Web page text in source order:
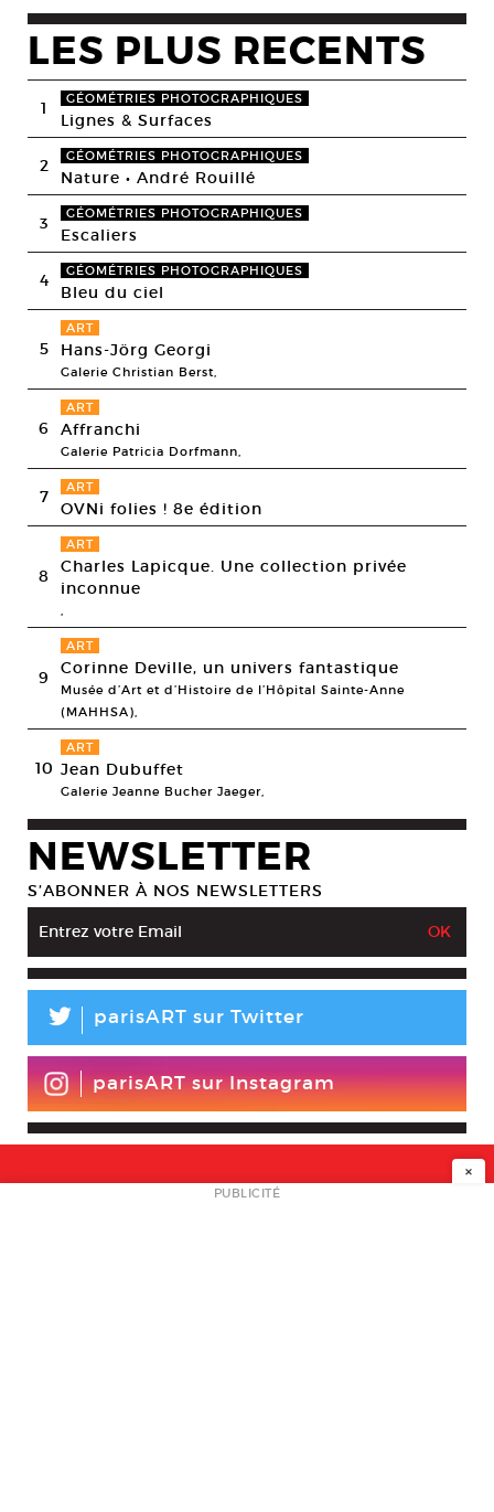
LES PLUS RECENTS
1 GÉOMÉTRIES PHOTOGRAPHIQUES
Lignes & Surfaces
2 GÉOMÉTRIES PHOTOGRAPHIQUES
Nature • André Rouillé
3 GÉOMÉTRIES PHOTOGRAPHIQUES
Escaliers
4 GÉOMÉTRIES PHOTOGRAPHIQUES
Bleu du ciel
5
ART
Hans-Jörg Georgi
Galerie Christian Berst,
6
ART
Affranchi
Galerie Patricia Dorfmann,
7 ART
OVNi folies ! 8e édition
8
ART
Charles Lapicque. Une collection privée
inconnue
,
9
ART
Corinne Deville, un univers fantastique
Musée d’Art et d’Histoire de l’Hôpital Sainte-Anne
(MAHHSA),
10
ART
Jean Dubuffet
Galerie Jeanne Bucher Jaeger,
NEWSLETTER
S’ABONNER À NOS NEWSLETTERS
L parisART sur Twitter
parisART sur Instagram
NEWSLETTER
×
PUBLICITÉ